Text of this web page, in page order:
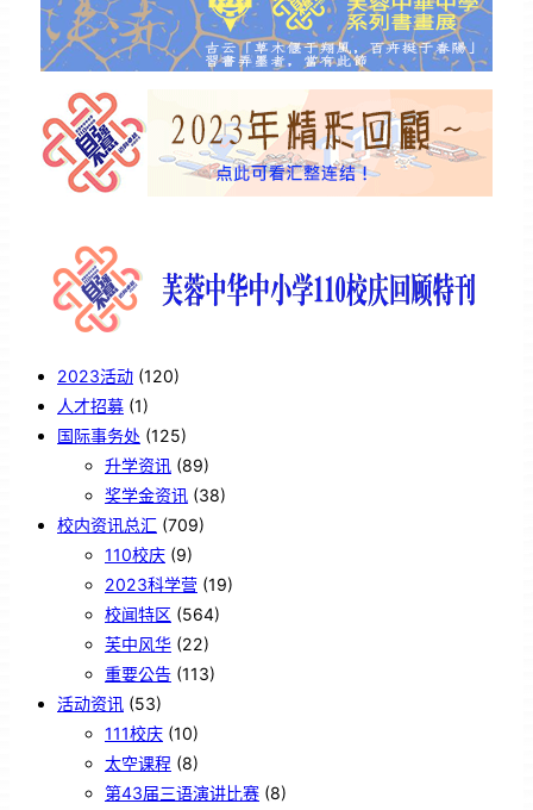
2023活动 (120)
人才招募 (1)
国际事务处 (125)
升学资讯 (89)
奖学金资讯 (38)
校内资讯总汇 (709)
110校庆 (9)
2023科学营 (19)
校闻特区 (564)
芙中风华 (22)
重要公告 (113)
活动资讯 (53)
111校庆 (10)
太空课程 (8)
第43届三语演讲比赛 (8)